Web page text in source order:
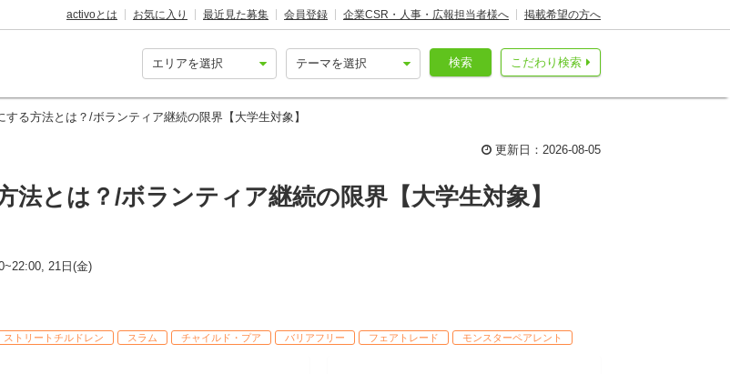
activoとは お気に入り 最近見た募集 会員登録 企業CSR・人事・広報担当者様へ 掲載希望の方へ
こだわり検索
検索
する方法とは？/ボランティア継続の限界【大学生対象】
更新日：2026-08-05
法とは？/ボランティア継続の限界【大学生対象】
21日(金)
ストリートチルドレン スラム チャイルド・プア バリアフリー フェアトレード モンスターペアレント